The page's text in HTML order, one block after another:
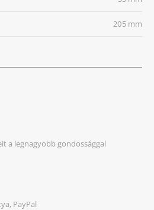
205 mm
a legnagyobb gondossággal
PayPal